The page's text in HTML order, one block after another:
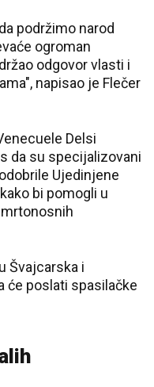
podržimo narod
ogroman
odgovor vlasti i
napisao je Flečer
Delsi
da su specijalizovani
Ujedinjene
bi pomogli u
Švajcarska i
će poslati spasilačke